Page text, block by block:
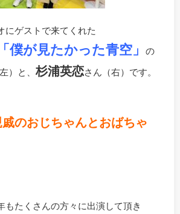
にゲストで来てくれた
僕が見たかった青空」 の
）と、杉浦英恋さん（右）です。
のおじちゃんとおばちゃ
もたくさんの方々に出演して頂き